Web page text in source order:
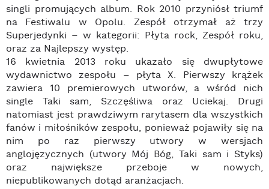
singli promujących album. Rok 2010 przyniósł triumf
na Festiwalu w Opolu. Zespół otrzymał aż trzy
Superjedynki – w kategorii: Płyta rock, Zespół roku,
oraz za Najlepszy występ.
16 kwietnia 2013 roku ukazało się dwupłytowe
wydawnictwo zespołu – płyta X. Pierwszy krążek
zawiera 10 premierowych utworów, a wśród nich
single Taki sam, Szczęśliwa oraz Uciekaj. Drugi
natomiast jest prawdziwym rarytasem dla wszystkich
fanów i miłośników zespołu, ponieważ pojawiły się na
nim po raz pierwszy utwory w wersjach
anglojęzycznych (utwory Mój Bóg, Taki sam i Styks)
oraz największe przeboje w nowych,
niepublikowanych dotąd aranżacjach.